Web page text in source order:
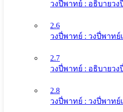
วงปี่พาทย์ : อธิบายวง
2.6
วงปี่พาทย์ : วงปี่พาทย์
2.7
วงปี่พาทย์ : อธิบายว
2.8
วงปี่พาทย์ : วงปี่พาทย์